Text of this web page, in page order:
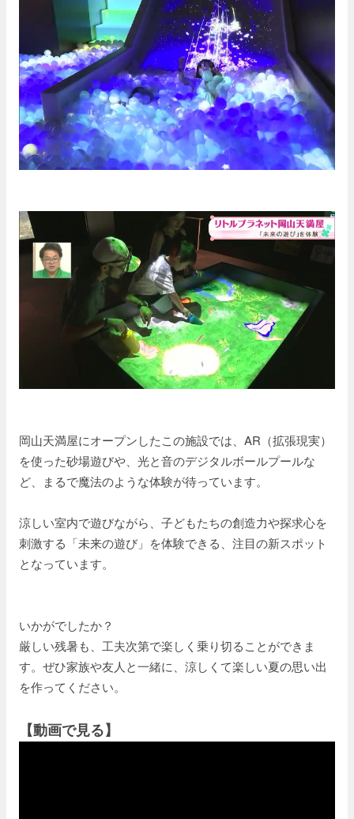
岡山天満屋にオープンしたこの施設では、AR（拡張現実）
を使った砂場遊びや、光と音のデジタルボールプールな
ど、まるで魔法のような体験が待っています。
涼しい室内で遊びながら、子どもたちの創造力や探求心を
刺激する「未来の遊び」を体験できる、注目の新スポット
となっています。
いかがでしたか？
厳しい残暑も、工夫次第で楽しく乗り切ることができま
す。ぜひ家族や友人と一緒に、涼しくて楽しい夏の思い出
を作ってください。
【動画で見る】